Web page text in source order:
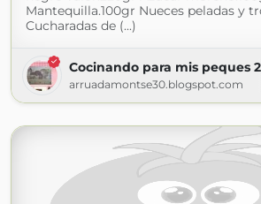
Mantequilla.100gr Nueces peladas y
Cucharadas de (...)
Cocinando para mis peques 2
arruadamontse30.blogspot.com